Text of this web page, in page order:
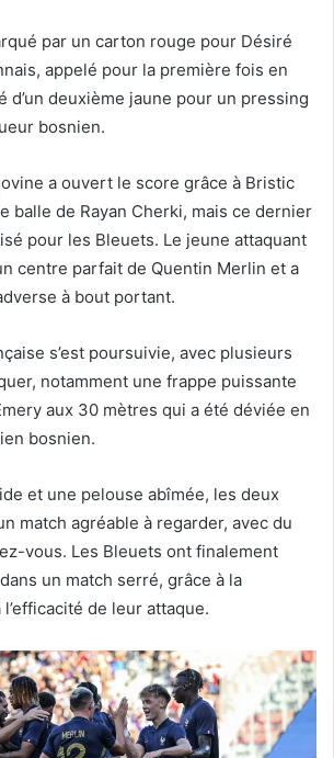
par un carton rouge pour Désiré
appelé pour la première fois en
d’un deuxième jaune pour un pressing
bosnien.
a ouvert le score grâce à Bristic
balle de Rayan Cherki, mais ce dernier
pour les Bleuets. Le jeune attaquant
centre parfait de Quentin Merlin et a
à bout portant.
s’est poursuivie, avec plusieurs
notamment une frappe puissante
aux 30 mètres qui a été déviée en
bosnien.
et une pelouse abîmée, les deux
match agréable à regarder, avec du
vous. Les Bleuets ont finalement
un match serré, grâce à la
de leur attaque.